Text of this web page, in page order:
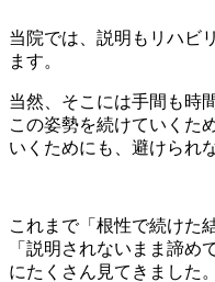
当院では、説明もリハビ
ます。
当然、そこには手間も時
この姿勢を続けていくた
いくためにも、避けられ
これまで「根性で続けた
「説明されないまま諦め
にたくさん見てきました。